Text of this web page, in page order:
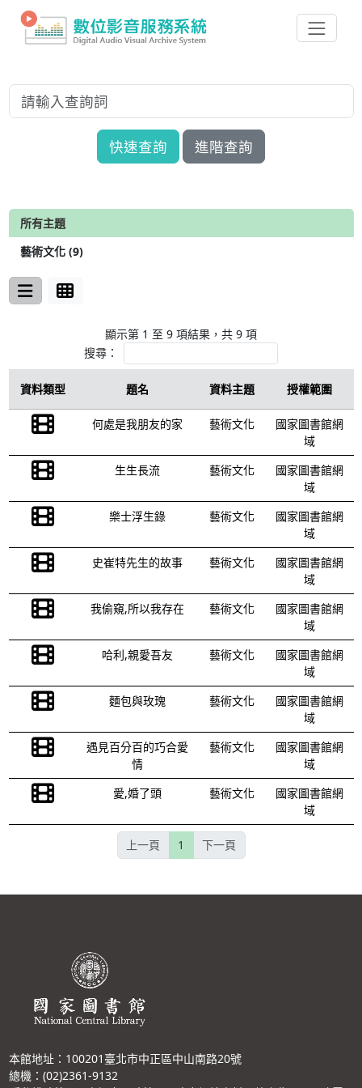
快速查詢 進階查詢
所有主題
藝術文化 (9)
顯示第 1 至 9 項結果，共 9 項
搜尋：
資料類型 題名 資料主題 授權範圍
何處是我朋友的家 藝術文化
國家圖書館網
域
生生長流
藝術文化
國家圖書館網
域
樂士浮生錄
藝術文化
國家圖書館網
域
史崔特先生的故事
藝術文化
國家圖書館網
域
我偷窺,所以我存在
藝術文化
國家圖書館網
域
哈利,親愛吾友
藝術文化
國家圖書館網
域
麵包與玫瑰
藝術文化
國家圖書館網
域
遇見百分百的巧合愛
情
藝術文化
國家圖書館網
域
愛,婚了頭
藝術文化
國家圖書館網
域
上一頁 1 下一頁
本館地址：100201臺北市中正區中山南路20號
總機：(02)2361-9132